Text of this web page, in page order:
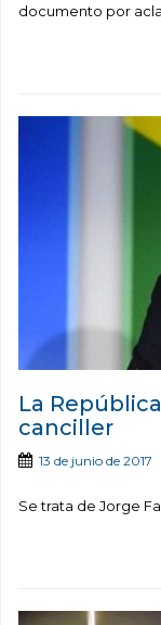
documento por
La
canciller
13 de junio de 2017
Se trata de Jorge